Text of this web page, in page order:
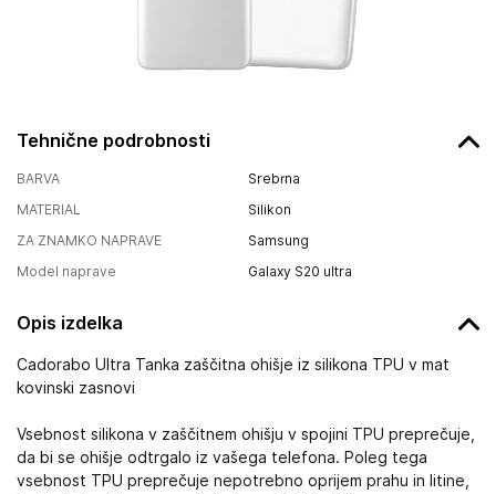
Tehnične podrobnosti
BARVA
Srebrna
MATERIAL
Silikon
ZA ZNAMKO NAPRAVE
Samsung
Model naprave
Galaxy S20 ultra
Opis izdelka
Cadorabo Ultra Tanka zaščitna ohišje iz silikona TPU v mat
kovinski zasnovi
Vsebnost silikona v zaščitnem ohišju v spojini TPU preprečuje,
da bi se ohišje odtrgalo iz vašega telefona. Poleg tega
vsebnost TPU preprečuje nepotrebno oprijem prahu in litine,